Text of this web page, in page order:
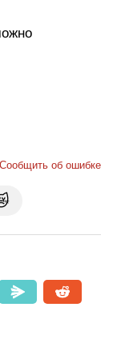
Сообщить об ошибке